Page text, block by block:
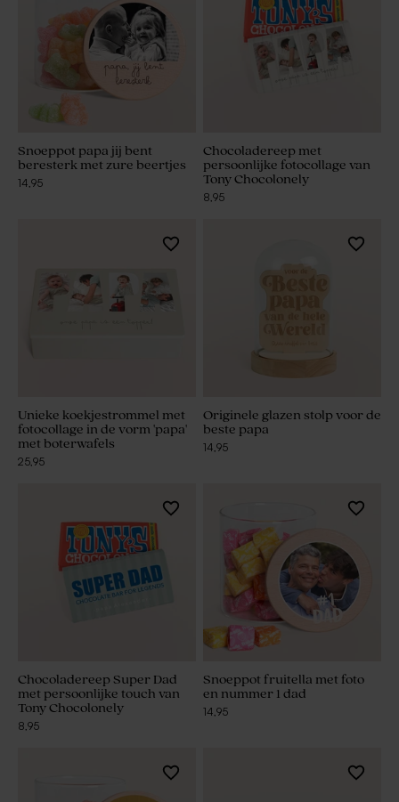
Snoeppot papa jij bent
beresterk met zure beertjes
14,95
Chocoladereep met
persoonlijke fotocollage van
Tony Chocolonely
8,95
Unieke koekjestrommel met
fotocollage in de vorm 'papa'
met boterwafels
25,95
Originele glazen stolp voor de
beste papa
14,95
Chocoladereep Super Dad
met persoonlijke touch van
Tony Chocolonely
8,95
Snoeppot fruitella met foto
en nummer 1 dad
14,95